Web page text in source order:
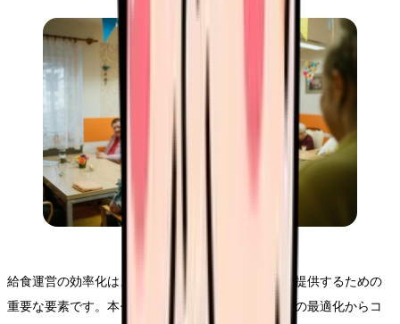
給食運営の効率化は、質の高い栄養ケアを持続的に提供するための
重要な要素です。本セクションでは、運営システムの最適化からコ